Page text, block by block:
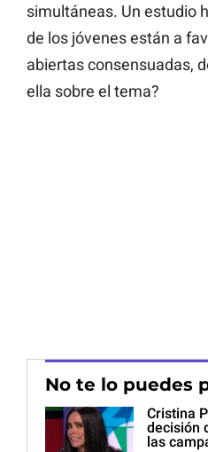
simultáneas. Un estudio
de los jóvenes están a
abiertas consensuadas,
ella sobre el tema?
No te lo puedes
Cristina
decisión
las